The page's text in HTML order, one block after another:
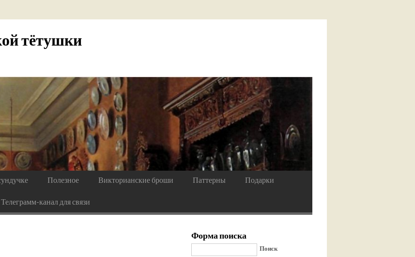
тётушки
Полезное Викторианские броши Паттерны Подарки
Телеграмм-канал для связи
Форма поиска
Поиск